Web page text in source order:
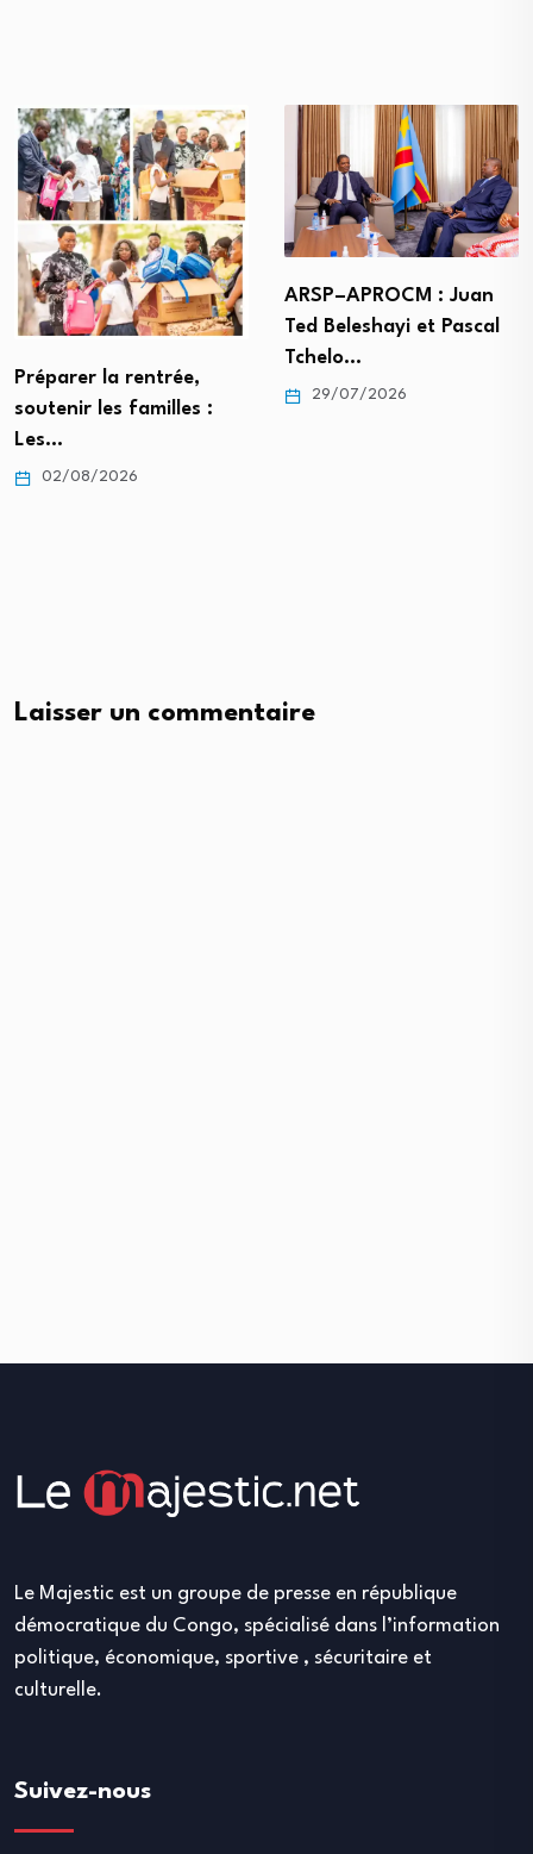
Préparer la rentrée,
soutenir les familles :
Les…
02/08/2026
ARSP–APROCM : Juan
Ted Beleshayi et Pascal
Tchelo…
29/07/2026
Laisser un commentaire
Le Majestic est un groupe de presse en république
démocratique du Congo, spécialisé dans l’information
politique, économique, sportive , sécuritaire et
culturelle.
Suivez-nous